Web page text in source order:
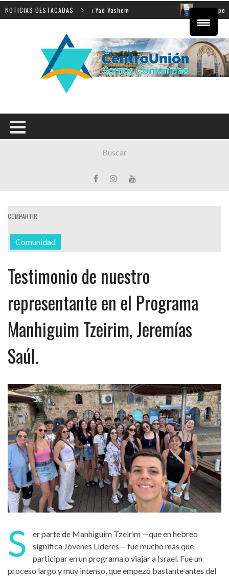
NOTICIAS DESTACADAS
de la Shoá en Yad Vashem El equipo
COMPARTIR
Comunidad
Testimonio de nuestro
representante en el Programa
Manhiguim Tzeirim, Jeremías
Saúl.
S
er parte de Manhiguim Tzeirim —que en hebreo
significa Jóvenes Líderes— fue mucho más que
participar en un programa o viajar a Israel. Fue un
proceso largo y muy intenso, que empezó bastante antes del